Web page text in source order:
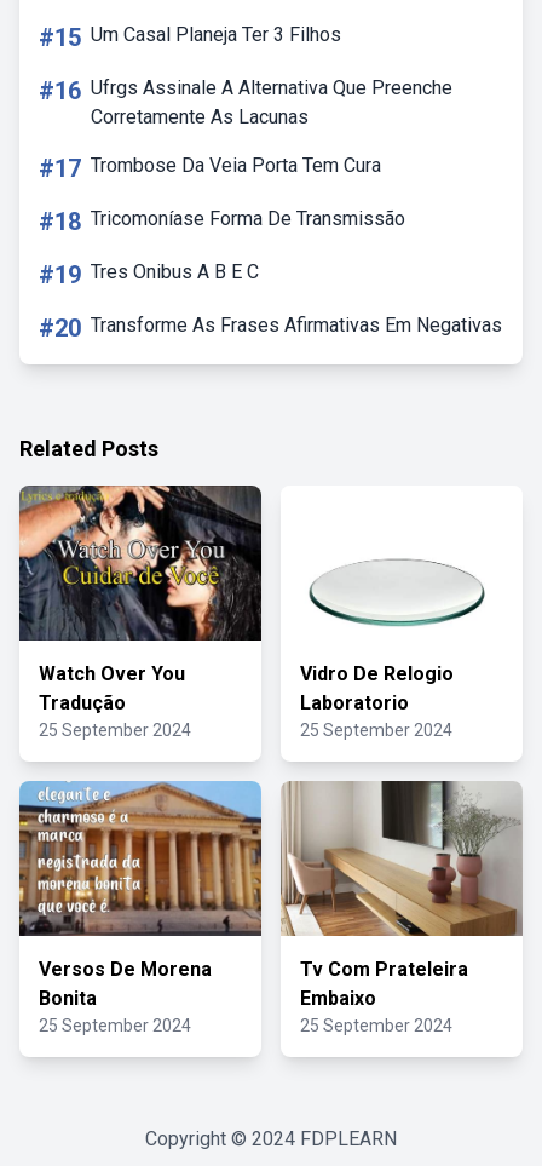
#15 Um Casal Planeja Ter 3 Filhos
#16 Ufrgs Assinale A Alternativa Que Preenche
Corretamente As Lacunas
#17 Trombose Da Veia Porta Tem Cura
#18 Tricomoníase Forma De Transmissão
#19 Tres Onibus A B E C
#20 Transforme As Frases Afirmativas Em Negativas
Related Posts
Watch Over You
Tradução
25 September 2024
Vidro De Relogio
Laboratorio
25 September 2024
Versos De Morena
Bonita
25 September 2024
Tv Com Prateleira
Embaixo
25 September 2024
Copyright © 2024 FDPLEARN